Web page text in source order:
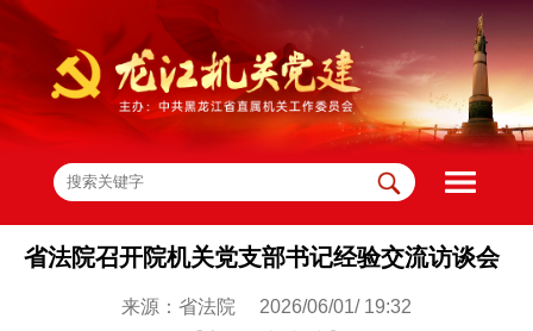
省法院召开院机关党支部书记经验交流访谈会
来源：省法院 2026/06/01/ 19:32